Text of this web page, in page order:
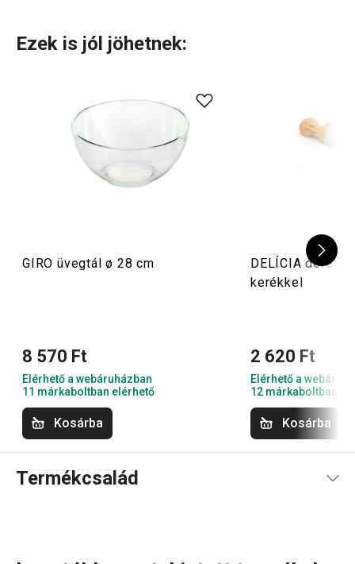
Ezek is jól jöhetnek:
GIRO üvegtál ø 28 cm
8 570 Ft
Elérhető a webáruházban
11 márkaboltban elérhető
Kosárba
DELÍCIA
kerékkel
2 620 Ft
Elérhető a
12 márkaboltban
Kosárba
Termékcsalád